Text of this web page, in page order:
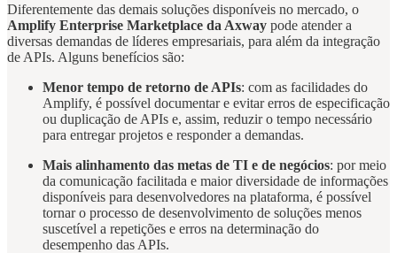
Diferentemente das demais soluções disponíveis no mercado, o
Amplify Enterprise Marketplace da Axway pode atender a
diversas demandas de líderes empresariais, para além da integração
de APIs. Alguns benefícios são:
Menor tempo de retorno de APIs: com as facilidades do
Amplify, é possível documentar e evitar erros de especificação
ou duplicação de APIs e, assim, reduzir o tempo necessário
para entregar projetos e responder a demandas.
Mais alinhamento das metas de TI e de negócios: por meio
da comunicação facilitada e maior diversidade de informações
disponíveis para desenvolvedores na plataforma, é possível
tornar o processo de desenvolvimento de soluções menos
suscetível a repetições e erros na determinação do
desempenho das APIs.